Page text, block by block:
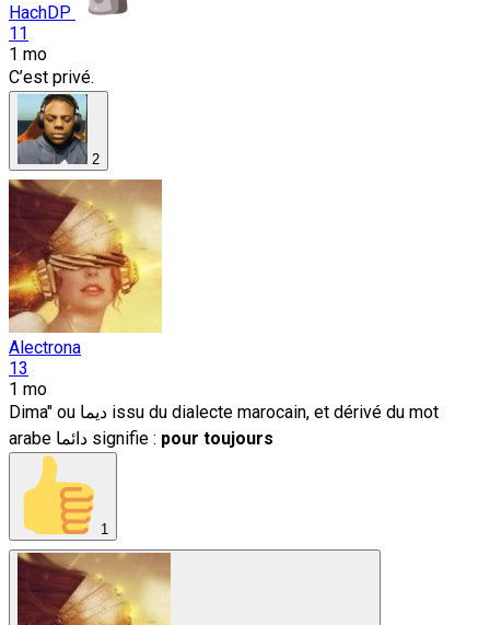
HachDP
11
1 mo
C’est privé.
2
Alectrona
13
1 mo
Dima" ou ديما issu du dialecte marocain, et dérivé du mot
arabe دائما signifie : pour toujours
1